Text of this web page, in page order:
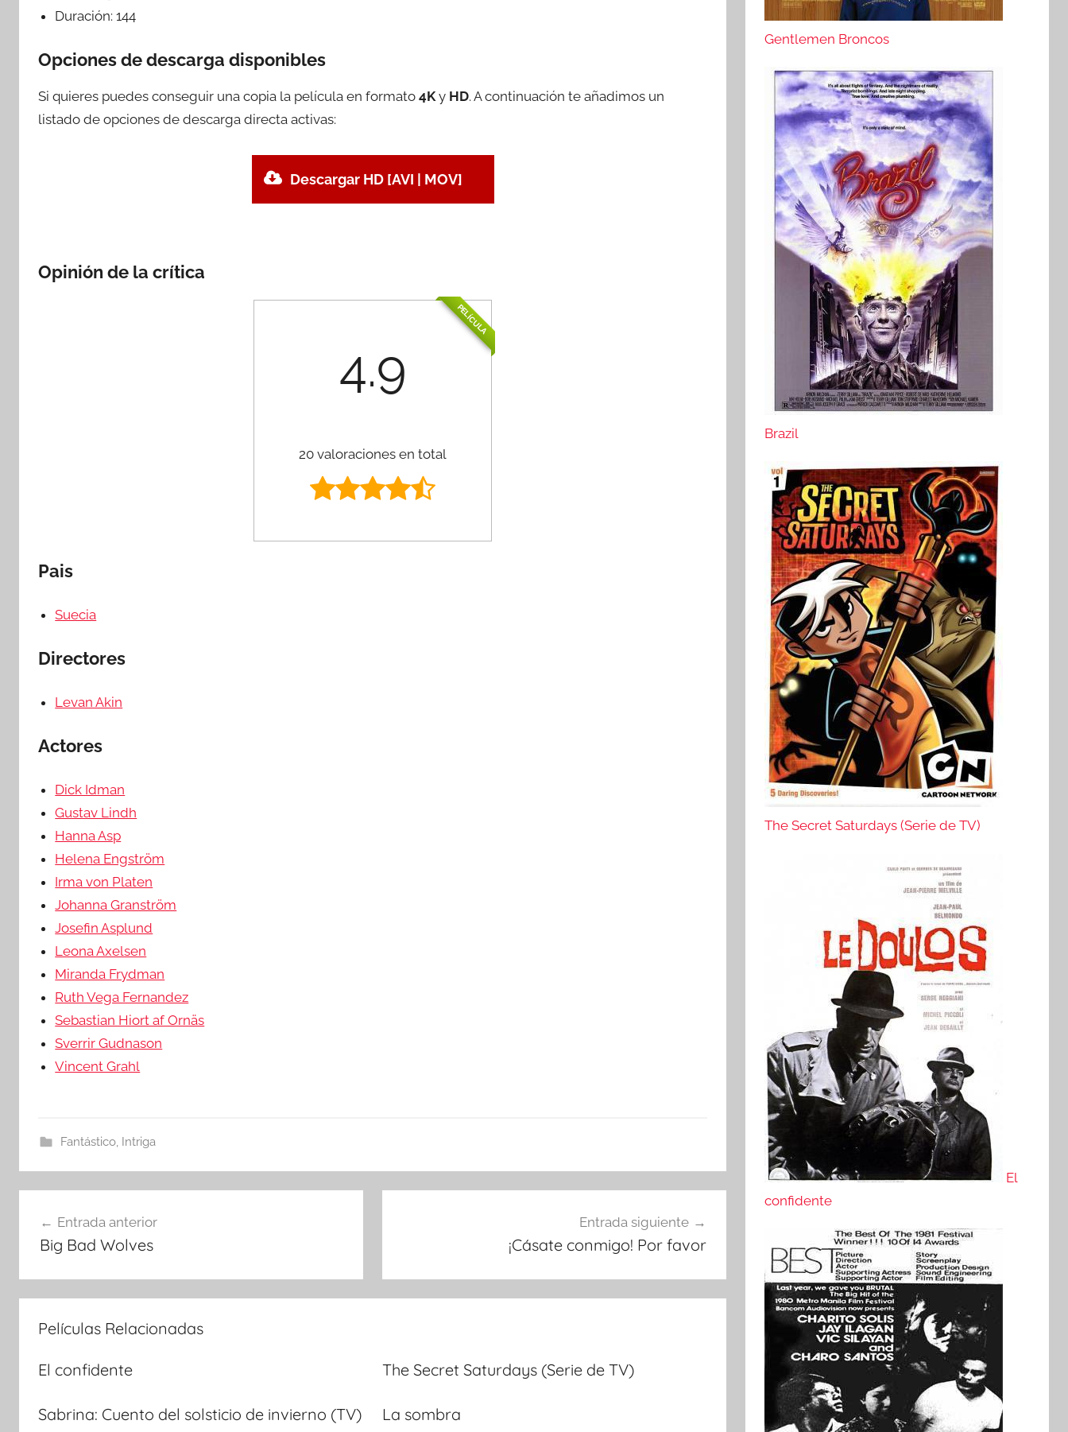
Duración:144
Opciones de descarga disponibles
Si quieres puedes conseguir una copia la película en formato 4Ky HD. A continuación te añadimos un
listado de opciones de descarga directa activas:
Descargar HD [AVI | MOV]
Opinión de la crítica
PELÍCULA
4.9
20 valoraciones en total
Pais
Suecia
Directores
Levan Akin
Actores
Dick Idman
Gustav Lindh
Hanna Asp
Helena Engström
Irma von Platen
Johanna Granström
Josefin Asplund
Leona Axelsen
Miranda Frydman
Ruth Vega Fernandez
Sebastian Hiort af Ornäs
Sverrir Gudnason
Vincent Grahl
Fantástico, Intriga
Navegación
de
entradas
Entrada anterior
Big Bad Wolves
Entrada siguiente
¡Cásate conmigo! Por favor
Películas Relacionadas
El confidente The Secret Saturdays (Serie de TV)
Sabrina: Cuento del solsticio de invierno (TV) La sombra
Gentlemen Broncos
Brazil
The Secret Saturdays (Serie de TV)
El
confidente